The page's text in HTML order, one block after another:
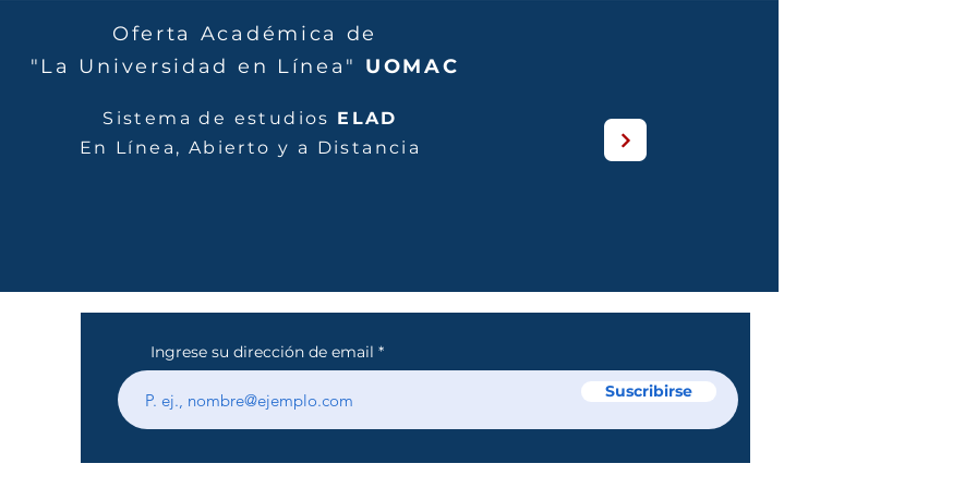
Oferta Académica de
"La Universidad en Línea" UOMAC
Sistema de estudios ELAD
En Línea, Abierto y a Distancia
Ingrese su dirección de email
Suscribirse